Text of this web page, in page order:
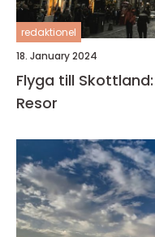
redaktionel
18. January 2024
Flyga till
Resor